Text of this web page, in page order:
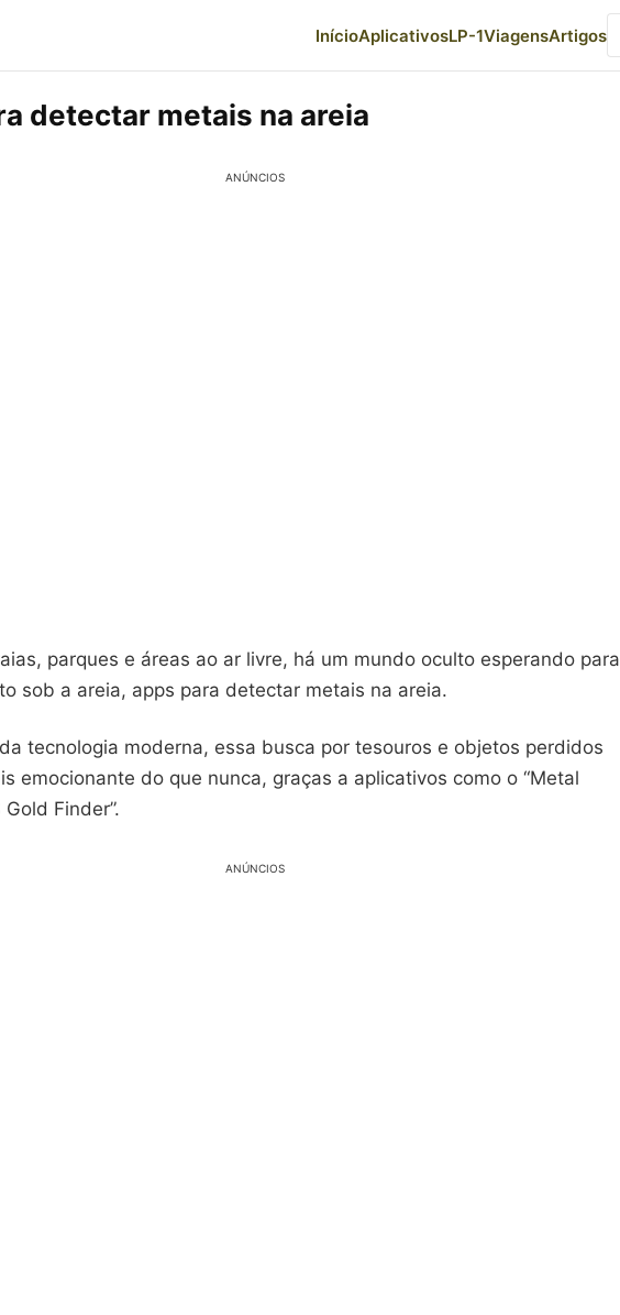
InícioAplicativosLP-1ViagensArtigos
detectar metais na areia
ANÚNCIOS
parques e áreas ao ar livre, há um mundo oculto esperando para
sob a areia, apps para detectar metais na areia.
tecnologia moderna, essa busca por tesouros e objetos perdidos
emocionante do que nunca, graças a aplicativos como o “Metal
Finder”.
ANÚNCIOS